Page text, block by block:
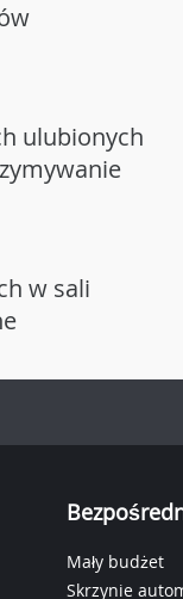
ulubionych
w sali
Mały budżet
Skrzynie